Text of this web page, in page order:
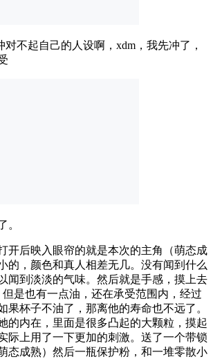
对不起自己的人设啊，xdm，我先冲了，
。
开后映入眼帘的就是本次的主角（萌态成
的，颜色和真人相差无几。没有闻到什么
闻到淡淡的气味。然后就是手感，摸上去
是也有一点油，还在承受范围内，经过
果杯子不油了，那离他的寿命也不远了。
的内在，里面是很多凸起的大颗粒，摸起
际上用了一下更加的刺激。送了一个带锁
态成熟）然后一瓶保护粉，和一堆零散小